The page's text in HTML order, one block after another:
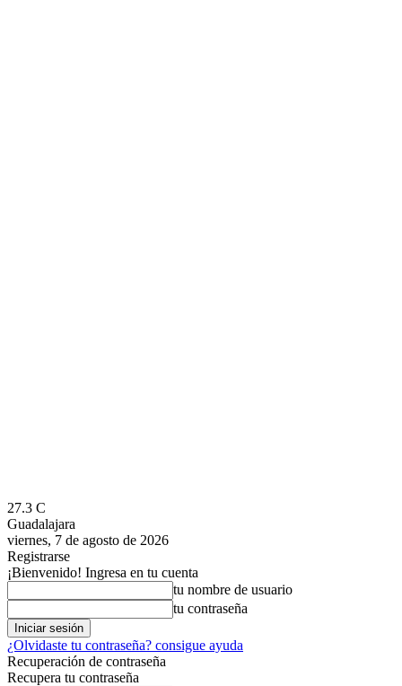
27.3 C
Guadalajara
viernes, 7 de agosto de 2026
Registrarse
¡Bienvenido! Ingresa en tu cuenta
tu nombre de usuario
tu contraseña
¿Olvidaste tu contraseña? consigue ayuda
Recuperación de contraseña
Recupera tu contraseña